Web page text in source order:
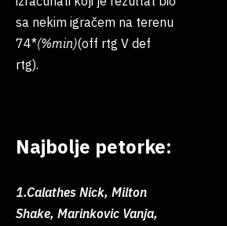
sa nekim igračem na terenu
74*(%min)(off rtg V def
rtg).
Najbolje petorke:
1.Calathes Nick, Milton
Shake, Marinkovic Vanja,